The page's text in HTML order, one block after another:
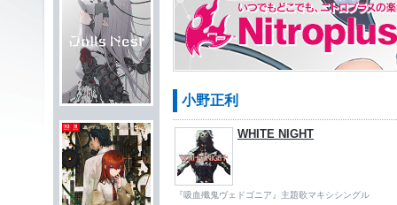
小野正利
WHITE NIGHT
『吸血殲鬼ヴェドゴニア』主題歌マキシシングル